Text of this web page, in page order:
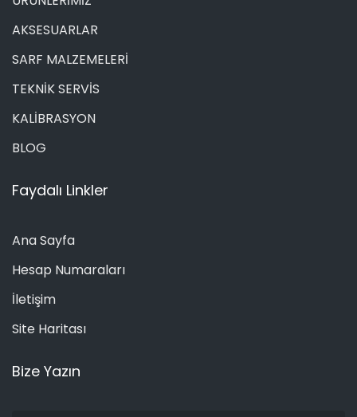
AKSESUARLAR
SARF MALZEMELERİ
TEKNİK SERVİS
KALİBRASYON
BLOG
Faydalı Linkler
Ana Sayfa
Hesap Numaraları
İletişim
Site Haritası
Bize Yazın